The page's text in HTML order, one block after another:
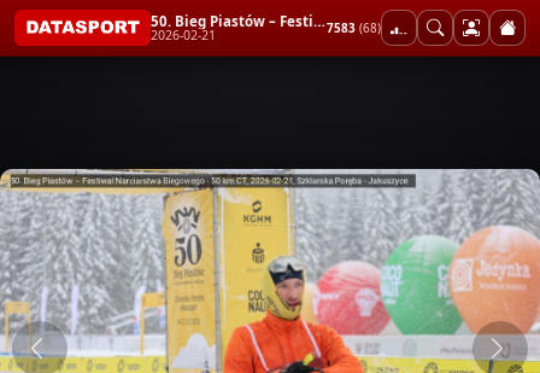
50. Bieg Piastów – Festiwal Narciarstwa Biegowego - 50 km CT
2026-02-21 7583 (68)